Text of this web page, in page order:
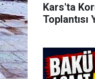
Kars'ta
Toplantısı